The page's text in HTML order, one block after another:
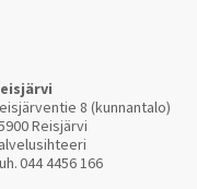
8 (kunnantalo)
Reisjärvi
044 4456 166